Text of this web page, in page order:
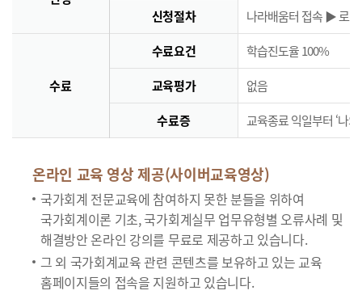
신청절차 나라배움터 접속 ▶ 로그
수료
수료요건 학습진도율 100%
교육평가 없음
수료증 교육종료 익일부터 ‘나
온라인 교육 영상 제공(사이버교육영상)
국가회계 전문교육에 참여하지 못한 분들을 위하여
국가회계이론 기초, 국가회계실무 업무유형별 오류사례 및
해결방안 온라인 강의를 무료로 제공하고 있습니다.
그 외 국가회계교육 관련 콘텐츠를 보유하고 있는 교육
홈페이지들의 접속을 지원하고 있습니다.